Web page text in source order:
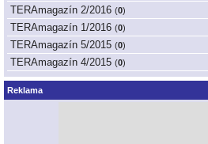
TERAmagazín 2/2016 (0)
TERAmagazín 1/2016 (0)
TERAmagazín 5/2015 (0)
TERAmagazín 4/2015 (0)
Reklama